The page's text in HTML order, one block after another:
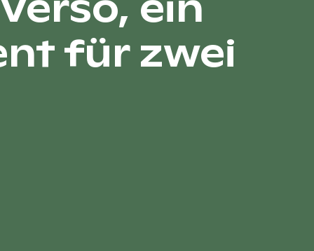
für zwei